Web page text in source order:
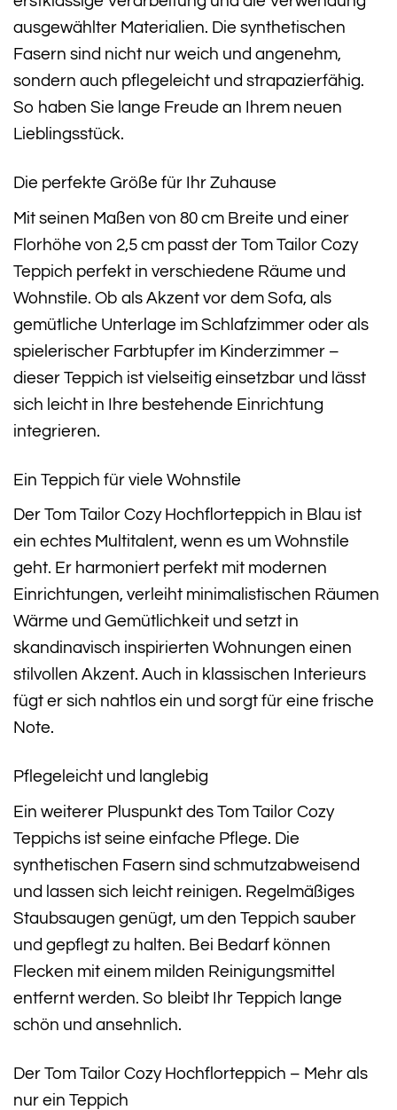
ausgewählter Materialien. Die synthetischen
Fasern sind nicht nur weich und angenehm,
sondern auch pflegeleicht und strapazierfähig.
So haben Sie lange Freude an Ihrem neuen
Lieblingsstück.
Die perfekte Größe für Ihr Zuhause
Mit seinen Maßen von 80 cm Breite und einer
Florhöhe von 2,5 cm passt der Tom Tailor Cozy
Teppich perfekt in verschiedene Räume und
Wohnstile. Ob als Akzent vor dem Sofa, als
gemütliche Unterlage im Schlafzimmer oder als
spielerischer Farbtupfer im Kinderzimmer –
dieser Teppich ist vielseitig einsetzbar und lässt
sich leicht in Ihre bestehende Einrichtung
integrieren.
Ein Teppich für viele Wohnstile
Der Tom Tailor Cozy Hochflorteppich in Blau ist
ein echtes Multitalent, wenn es um Wohnstile
geht. Er harmoniert perfekt mit modernen
Einrichtungen, verleiht minimalistischen Räumen
Wärme und Gemütlichkeit und setzt in
skandinavisch inspirierten Wohnungen einen
stilvollen Akzent. Auch in klassischen Interieurs
fügt er sich nahtlos ein und sorgt für eine frische
Note.
Pflegeleicht und langlebig
Ein weiterer Pluspunkt des Tom Tailor Cozy
Teppichs ist seine einfache Pflege. Die
synthetischen Fasern sind schmutzabweisend
und lassen sich leicht reinigen. Regelmäßiges
Staubsaugen genügt, um den Teppich sauber
und gepflegt zu halten. Bei Bedarf können
Flecken mit einem milden Reinigungsmittel
entfernt werden. So bleibt Ihr Teppich lange
schön und ansehnlich.
Der Tom Tailor Cozy Hochflorteppich – Mehr als
nur ein Teppich